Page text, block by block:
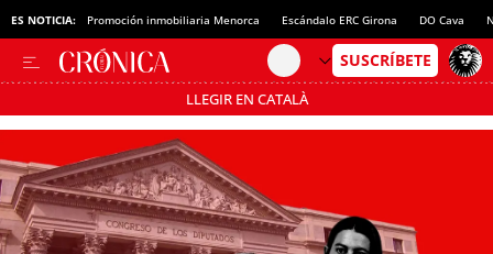
ES NOTICIA: Promoción inmobiliaria Menorca Escándalo ERC Girona DO Cava
LLEGIR EN CATALÀ
Pásate al MODO AHORRO